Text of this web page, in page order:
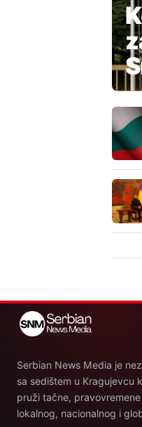
Serbian News Media je
sa sedištem u Kragujevcu
pruži tačne,
lokalnog, nacionalnog i